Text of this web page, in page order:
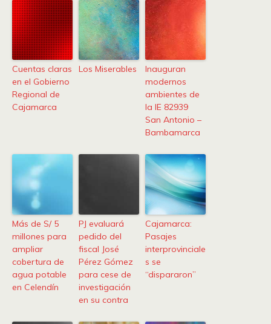
Cuentas claras
en el Gobierno
Regional de
Cajamarca
Los Miserables
Inauguran
modernos
ambientes de
la IE 82939
San Antonio –
Bambamarca
Más de S/ 5
millones para
ampliar
cobertura de
agua potable
en Celendín
PJ evaluará
pedido del
fiscal José
Pérez Gómez
para cese de
investigación
en su contra
Cajamarca:
Pasajes
interprovinciale
s se
“dispararon”